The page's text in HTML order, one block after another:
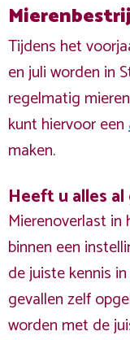
Tijdens het
en juli worden in
regelmatig
kunt hiervoor een
maken.
Heeft u alles
Mierenoverlast in
binnen een
de juiste kennis
gevallen zelf
worden met de